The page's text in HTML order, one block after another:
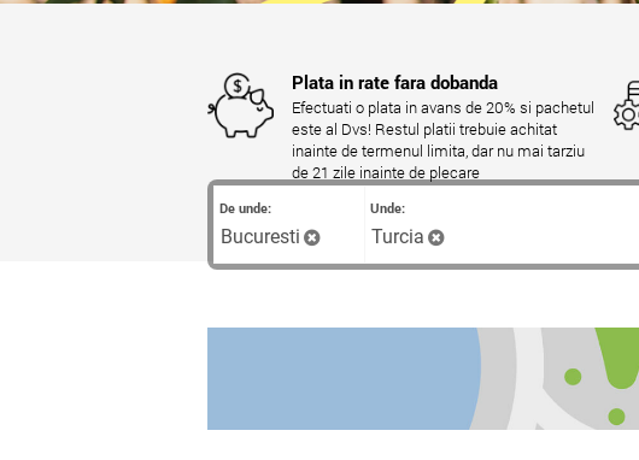
De unde:
Bucuresti
Unde:
Turcia
Plata in rate fara dobanda
Efectuati o plata in avans de 20% si pachetul
este al Dvs! Restul platii trebuie achitat
inainte de termenul limita, dar nu mai tarziu
de 21 zile inainte de plecare